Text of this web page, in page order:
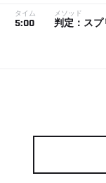
タイム
5:00
メソッド
判定：スプ